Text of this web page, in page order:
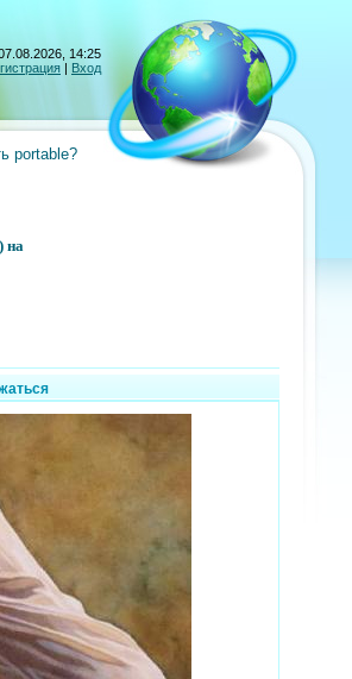
14:25
| Вход
portable?
на